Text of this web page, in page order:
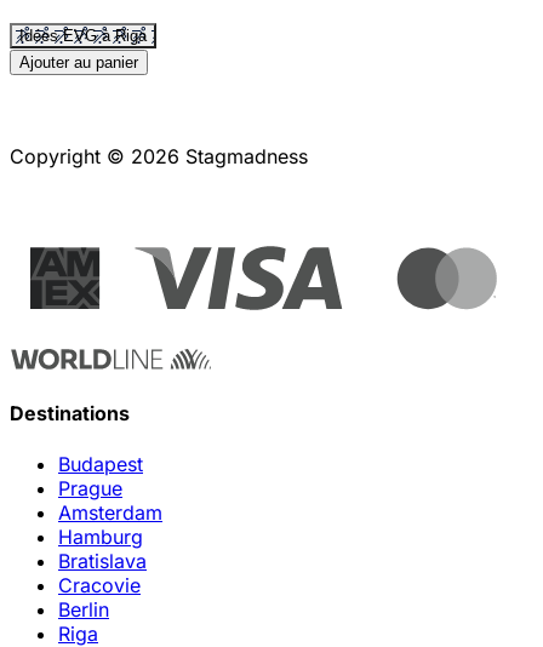
Idées EVG à Riga
Ajouter au panier
Copyright © 2026 Stagmadness
Destinations
Budapest
Prague
Amsterdam
Hamburg
Bratislava
Cracovie
Berlin
Riga